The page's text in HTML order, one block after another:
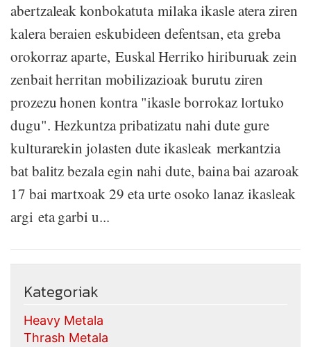
abertzaleak konbokatuta milaka ikasle atera ziren
kalera beraien eskubideen defentsan, eta greba
orokorraz aparte, Euskal Herriko hiriburuak zein
zenbait herritan mobilizazioak burutu ziren
prozezu honen kontra "ikasle borrokaz lortuko
dugu". Hezkuntza pribatizatu nahi dute gure
kulturarekin jolasten dute ikasleak merkantzia
bat balitz bezala egin nahi dute, baina bai azaroak
17 bai martxoak 29 eta urte osoko lanaz ikasleak
argi eta garbi u...
Kategoriak
Heavy Metala
Thrash Metala